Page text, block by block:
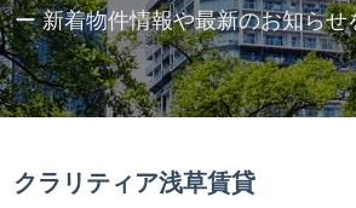
ー 新着物件情報や最新のお知らせ
クラリティア浅草賃貸